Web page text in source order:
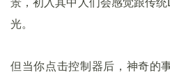
光。
但当你点击控制器后，神奇的